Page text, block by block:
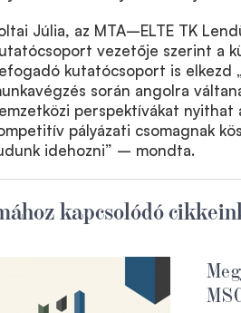
Júlia, az MTA–ELTE TK
vezetője szerint a
kutatócsoport is elkezd
során angolra
perspektívákat nyithat
pályázati csomagnak
idehozni” – mondta.
kapcsolódó